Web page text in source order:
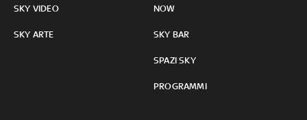
SKY VIDEO
SKY ARTE
NOW
SKY BAR
SPAZI SKY
PROGRAMMI